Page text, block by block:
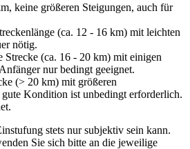
keine größeren Steigungen, auch für
(ca. 12 - 16 km) mit leichten
nötig.
(ca. 16 - 20 km) mit einigen
nur bedingt geeignet.
(> 20 km) mit größeren
Kondition ist unbedingt erforderlich.
stets nur subjektiv sein kann.
Sie sich bitte an die jeweilige